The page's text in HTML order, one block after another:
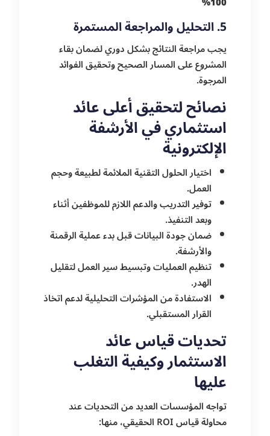
5. التحليل والمراجعة المستمرة
يجب مراجعة النتائج بشكل دوري لضمان بقاء
المشروع على المسار الصحيح وتحقيق الفوائد
المرجوة.
نصائح لتحقيق أعلى عائد
استثماري في الأرشفة
الإلكترونية
اختيار الحلول التقنية الملائمة لطبيعة وحجم
العمل.
توفير التدريب والدعم اللازم للموظفين أثناء
وبعد التنفيذ.
ضمان جودة البيانات قبل بدء عملية الرقمنة
والأرشفة.
تنظيم العمليات وتبسيط سير العمل لتقليل
الهدر.
الاستفادة من المؤشرات التحليلية لدعم اتخاذ
القرار المستقبلي.
تحديات قياس عائد
الاستثمار وكيفية التغلب
عليها
تواجه المؤسسات العديد من التحديات عند
محاولة قياس ROI الحقيقي، منها: